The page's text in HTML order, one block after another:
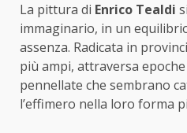
La pittura di Enrico Tealdi
immaginario, in un
assenza. Radicata in
più ampi, attraversa
pennellate che sembrano
l’effimero nella loro forma